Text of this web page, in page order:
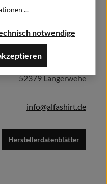
Alfa GmbH / Alfashirt
Weisweilerstr.20-22
52379 Langerwehe
info@alfashirt.de
Herstellerdatenblätter
...
notwendige